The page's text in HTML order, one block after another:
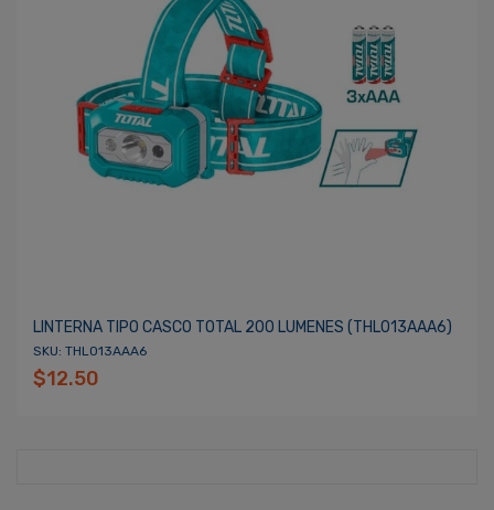
LINTERNA TIPO CASCO TOTAL 200 LUMENES (THL013AAA6)
SKU: THL013AAA6
$12.50